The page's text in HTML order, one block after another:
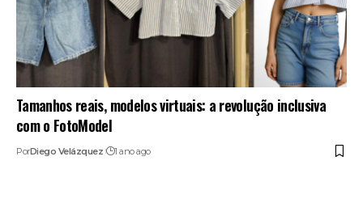
Tamanhos reais, modelos virtuais: a revolução inclusiva
com o FotoModel
PorDiego Velázquez 1 ano ago